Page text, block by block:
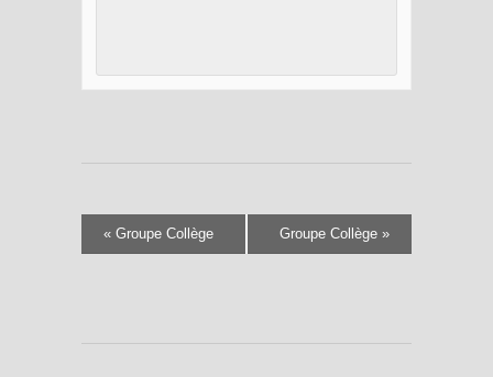
« Groupe Collège Groupe Collège »